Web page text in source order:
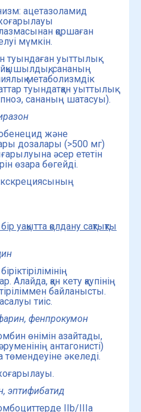
ацетазоламид
қоршаған
мүмкін.
туындаған уыттылық
сананың
метаболизмдік
туындатқан уыттылық
сананың шатасуы).
және
дозалары (>500 мг)
әсер ететін
өзара бөгейді.
уақытта қолдану сақтықты
Алайда, қан кету қаупінің
байланысты.
тиіс.
фенпрокумон
өнімін азайтады,
антагонисті)
төмендеуіне әкеледі.
жоғарылауы.
эптифибатид
IIb/IIIa